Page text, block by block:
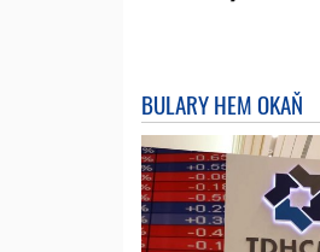
BULARY HEM OKAŇ